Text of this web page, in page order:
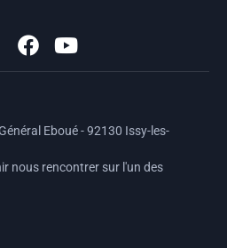
a
c
o
k
o
b
Eboué - 92130 Issy-les-
nous rencontrer sur l'un des